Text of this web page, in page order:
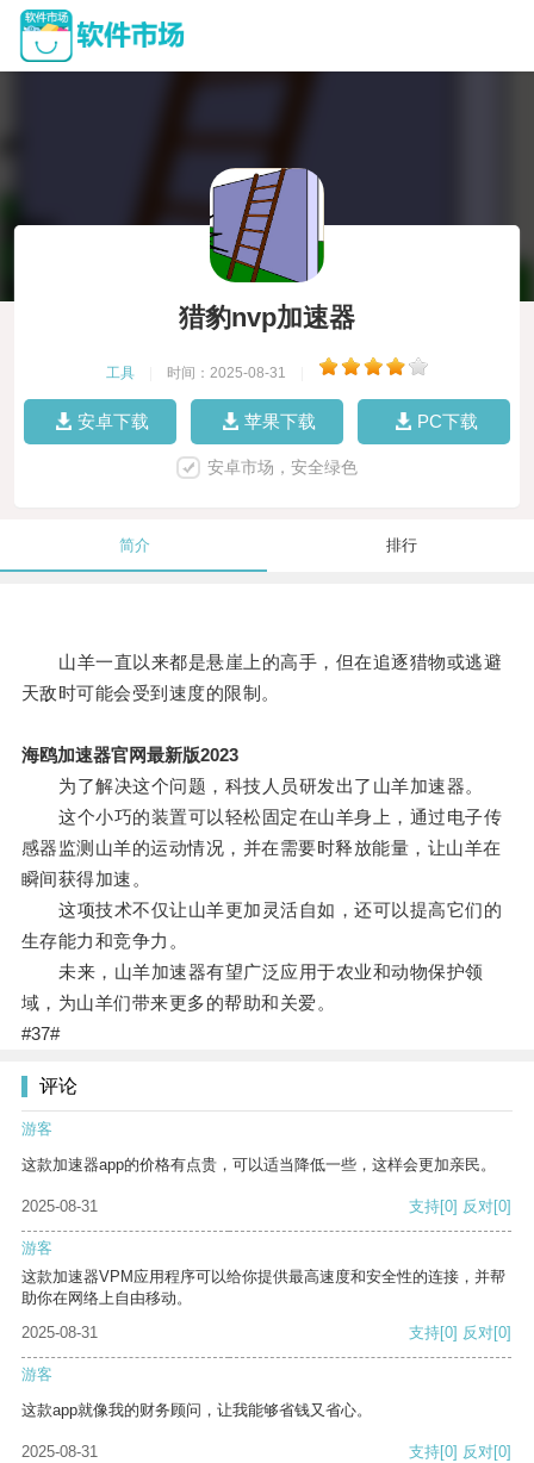
猎豹nvp加速器
工具 时间：2025-08-31
安卓下载 苹果下载 PC下载
安卓市场，安全绿色
简介 排行
山羊一直以来都是悬崖上的高手，但在追逐猎物或逃避
天敌时可能会受到速度的限制。
海鸥加速器官网最新版2023
为了解决这个问题，科技人员研发出了山羊加速器。
这个小巧的装置可以轻松固定在山羊身上，通过电子传
感器监测山羊的运动情况，并在需要时释放能量，让山羊在
瞬间获得加速。
这项技术不仅让山羊更加灵活自如，还可以提高它们的
生存能力和竞争力。
未来，山羊加速器有望广泛应用于农业和动物保护领
域，为山羊们带来更多的帮助和关爱。
#37#
评论
游客
这款加速器app的价格有点贵，可以适当降低一些，这样会更加亲民。
2025-08-31 支持[0] 反对[0]
游客
这款加速器VPM应用程序可以给你提供最高速度和安全性的连接，并帮
助你在网络上自由移动。
2025-08-31
支持[0] 反对[0]
游客
这款app就像我的财务顾问，让我能够省钱又省心。
2025-08-31 支持[0] 反对[0]